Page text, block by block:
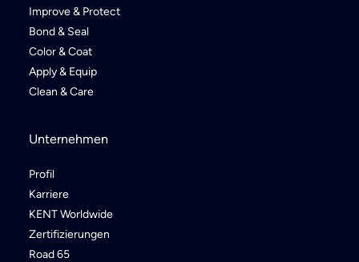
Improve & Protect
Bond & Seal
Color & Coat
Apply & Equip
Clean & Care
Unternehmen
Profil
Karriere
KENT Worldwide
Zertifizierungen
Road 65